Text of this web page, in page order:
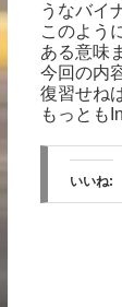
うなバイ
このよう
ある意味
今回の内
復習せね
もっとも
いいね: